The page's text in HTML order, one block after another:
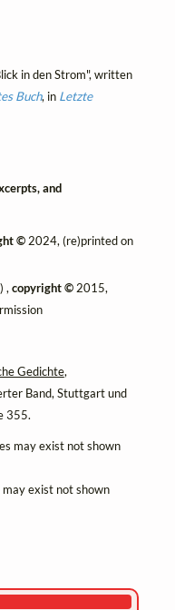
in den Strom", written
Buch, in Letzte
and
© 2024, (re)printed on
,copyright © 2015,
Gedichte,
Band, Stuttgart und
355.
may exist not shown
exist not shown